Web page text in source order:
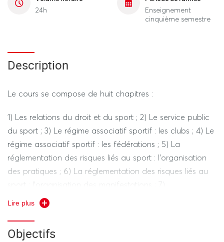
24h
Enseignement
cinquième semestre
Description
Le cours se compose de huit chapitres :
1) Les relations du droit et du sport ; 2) Le service public
du sport ; 3) Le régime associatif sportif : les clubs ; 4) Le
régime associatif sportif : les fédérations ; 5) La
réglementation des risques liés au sport : l’organisation
des pratiques ; 6) La réglementation des risques liés au
sport : l’organisation des manifestations ; 7)
Responsabilités et assurances en matière sportive ; 8) Le
Lire plus
Objectifs